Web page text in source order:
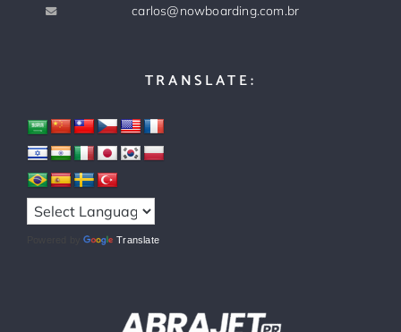
carlos@nowboarding.com.br
TRANSLATE:
Powered by Translate